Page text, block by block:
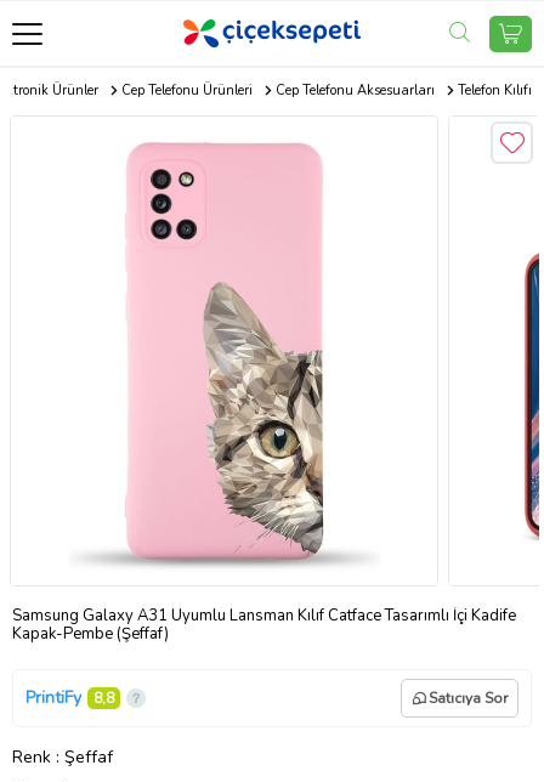
Ürünler Cep Telefonu Ürünleri Cep Telefonu Aksesuarları Telefon Kılıfı
Samsung Galaxy A31 Uyumlu Lansman Kılıf Catface Tasarımlı İçi Kadife
Kapak-Pembe (Şeffaf)
PrintiFy 8,8 Satıcıya Sor
Renk : Şeffaf